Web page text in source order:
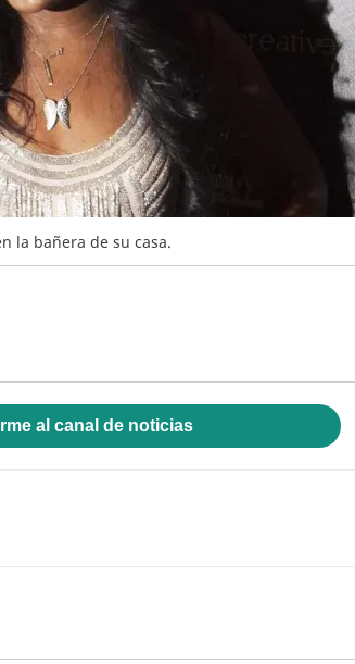
la bañera de su casa.
al canal de noticias